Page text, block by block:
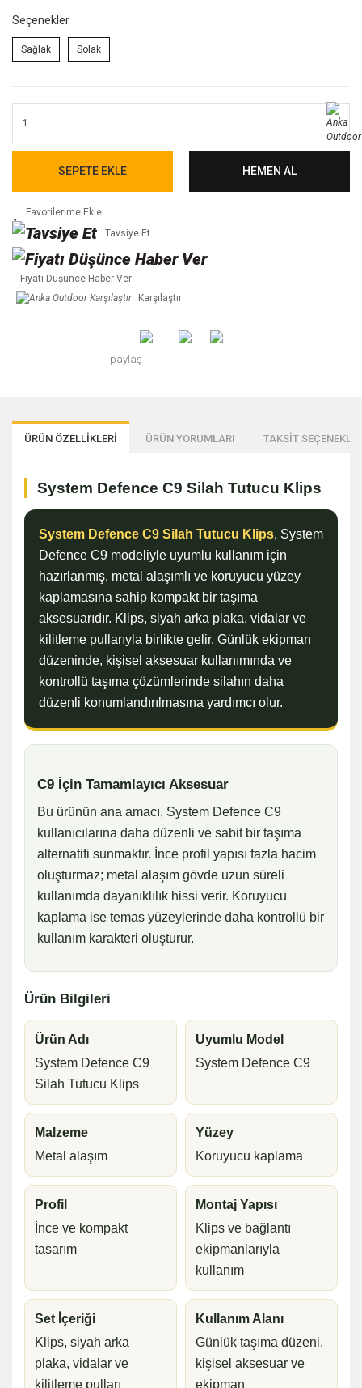
Seçenekler
Sağlak Solak
SEPETE EKLE HEMEN AL
Tavsiye Et
Fiyatı Düşünce Haber Ver
Karşılaştır
paylaş
ÜRÜN ÖZELLİKLERİ ÜRÜN YORUMLARI TAKSİT
System Defence C9 Silah Tutucu Klips
System Defence C9 Silah Tutucu Klips, System
Defence C9 modeliyle uyumlu kullanım için
hazırlanmış, metal alaşımlı ve koruyucu yüzey
kaplamasına sahip kompakt bir taşıma
aksesuarıdır. Klips, siyah arka plaka, vidalar ve
kilitleme pullarıyla birlikte gelir. Günlük ekipman
düzeninde, kişisel aksesuar kullanımında ve
kontrollü taşıma çözümlerinde silahın daha
düzenli konumlandırılmasına yardımcı olur.
C9 İçin Tamamlayıcı Aksesuar
Bu ürünün ana amacı, System Defence C9
kullanıcılarına daha düzenli ve sabit bir taşıma
alternatifi sunmaktır. İnce profil yapısı fazla hacim
oluşturmaz; metal alaşım gövde uzun süreli
kullanımda dayanıklılık hissi verir. Koruyucu
kaplama ise temas yüzeylerinde daha kontrollü bir
kullanım karakteri oluşturur.
Ürün Bilgileri
Ürün Adı
System Defence C9
Silah Tutucu Klips
Uyumlu Model
System Defence C9
Malzeme
Metal alaşım
Yüzey
Koruyucu kaplama
Profil
İnce ve kompakt
tasarım
Montaj Yapısı
Klips ve bağlantı
ekipmanlarıyla
kullanım
Set İçeriği
Klips, siyah arka
plaka, vidalar ve
kilitleme pulları
Kullanım Alanı
Günlük taşıma düzeni,
kişisel aksesuar ve
ekipman